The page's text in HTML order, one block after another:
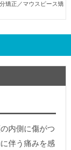
矯正／マウスピース矯